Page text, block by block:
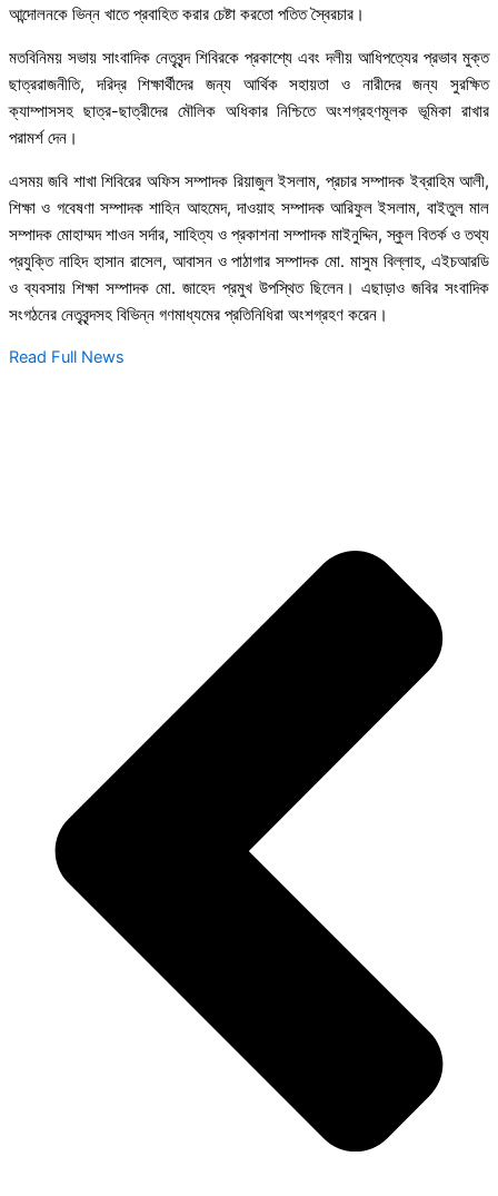
আন্দোলনকে ভিন্ন খাতে প্রবাহিত করার চেষ্টা করতো পতিত স্বৈরচার।
মতবিনিময় সভায় সাংবাদিক নেতৃবৃন্দ শিবিরকে প্রকাশ্যে এবং দলীয় আধিপত্যের প্রভাব মুক্ত
ছাত্ররাজনীতি, দরিদ্র শিক্ষার্থীদের জন্য আর্থিক সহায়তা ও নারীদের জন্য সুরক্ষিত
ক্যাম্পাসসহ ছাত্র-ছাত্রীদের মৌলিক অধিকার নিশ্চিতে অংশগ্রহণমূলক ভূমিকা রাখার
পরামর্শ দেন।
এসময় জবি শাখা শিবিরের অফিস সম্পাদক রিয়াজুল ইসলাম, প্রচার সম্পাদক ইব্রাহিম আলী,
শিক্ষা ও গবেষণা সম্পাদক শাহিন আহমেদ, দাওয়াহ সম্পাদক আরিফুল ইসলাম, বাইতুল মাল
সম্পাদক মোহাম্মদ শাওন সর্দার, সাহিত্য ও প্রকাশনা সম্পাদক মাইনুদ্দিন, স্কুল বিতর্ক ও তথ্য
প্রযুক্তি নাহিদ হাসান রাসেল, আবাসন ও পাঠাগার সম্পাদক মো. মাসুম বিল্লাহ, এইচআরডি
ও ব্যবসায় শিক্ষা সম্পাদক মো. জাহেদ প্রমুখ উপস্থিত ছিলেন। এছাড়াও জবির সংবাদিক
সংগঠনের নেতৃবৃন্দসহ বিভিন্ন গণমাধ্যমের প্রতিনিধিরা অংশগ্রহণ করেন।
Read Full News